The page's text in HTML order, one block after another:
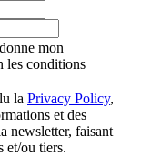
mon
les conditions
la Privacy Policy,
et des
newsletter, faisant
et/ou tiers.